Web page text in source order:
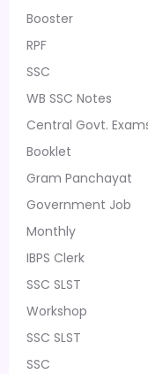
Booster
RPF
SSC
WB SSC Notes
Central Govt.
Booklet
Gram Panchayat
Government Job
Monthly
IBPS Clerk
SSC SLST
Workshop
SSC SLST
SSC